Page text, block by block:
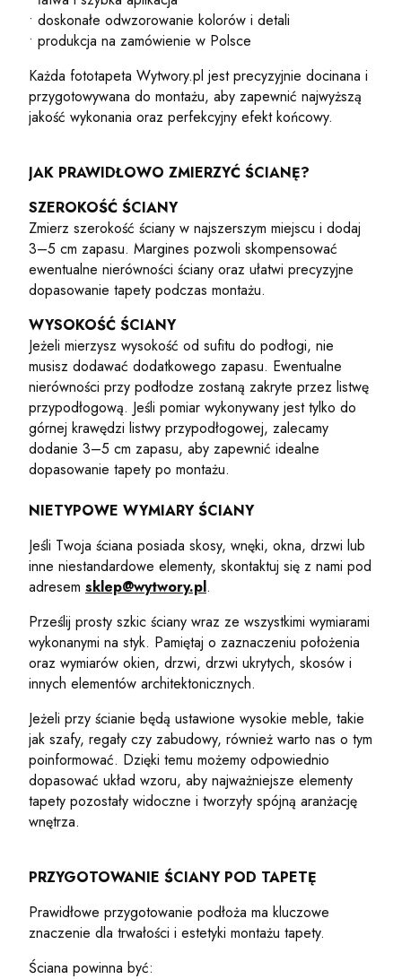
• doskonałe odwzorowanie kolorów i detali
• produkcja na zamówienie w Polsce
Każda fototapeta Wytwory.pl jest precyzyjnie docinana i
przygotowywana do montażu, aby zapewnić najwyższą
jakość wykonania oraz perfekcyjny efekt końcowy.
JAK PRAWIDŁOWO ZMIERZYĆ ŚCIANĘ?
SZEROKOŚĆ ŚCIANY
Zmierz szerokość ściany w najszerszym miejscu i dodaj
3–5 cm zapasu. Margines pozwoli skompensować
ewentualne nierówności ściany oraz ułatwi precyzyjne
dopasowanie tapety podczas montażu.
WYSOKOŚĆ ŚCIANY
Jeżeli mierzysz wysokość od sufitu do podłogi, nie
musisz dodawać dodatkowego zapasu. Ewentualne
nierówności przy podłodze zostaną zakryte przez listwę
przypodłogową. Jeśli pomiar wykonywany jest tylko do
górnej krawędzi listwy przypodłogowej, zalecamy
dodanie 3–5 cm zapasu, aby zapewnić idealne
dopasowanie tapety po montażu.
NIETYPOWE WYMIARY ŚCIANY
Jeśli Twoja ściana posiada skosy, wnęki, okna, drzwi lub
inne niestandardowe elementy, skontaktuj się z nami pod
adresem sklep@wytwory.pl.
Prześlij prosty szkic ściany wraz ze wszystkimi wymiarami
wykonanymi na styk. Pamiętaj o zaznaczeniu położenia
oraz wymiarów okien, drzwi, drzwi ukrytych, skosów i
innych elementów architektonicznych.
Jeżeli przy ścianie będą ustawione wysokie meble, takie
jak szafy, regały czy zabudowy, również warto nas o tym
poinformować. Dzięki temu możemy odpowiednio
dopasować układ wzoru, aby najważniejsze elementy
tapety pozostały widoczne i tworzyły spójną aranżację
wnętrza.
PRZYGOTOWANIE ŚCIANY POD TAPETĘ
Prawidłowe przygotowanie podłoża ma kluczowe
znaczenie dla trwałości i estetyki montażu tapety.
Ściana powinna być: